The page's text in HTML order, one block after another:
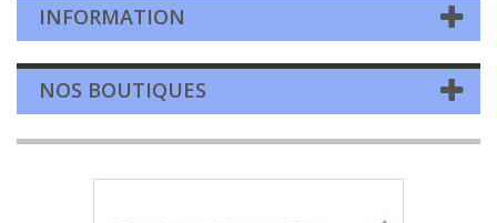
INFORMATION
NOS BOUTIQUES